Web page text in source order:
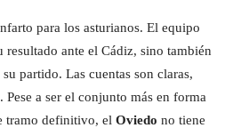
para los asturianos. El equipo
resultado ante el Cádiz, sino también
su partido. Las cuentas son claras,
a ser el conjunto más en forma
tramo definitivo, el Oviedo no tiene